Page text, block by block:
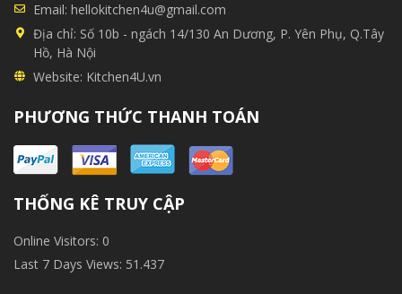
Email: hellokitchen4u@gmail.com
Địa chỉ: Số 10b - ngách 14/130 An Dương, P. Yên Phụ, Q.Tây
Hồ, Hà Nội
Website: Kitchen4U.vn
PHƯƠNG THỨC THANH TOÁN
THỐNG KÊ TRUY CẬP
Online Visitors: 0
Last 7 Days Views: 51.437